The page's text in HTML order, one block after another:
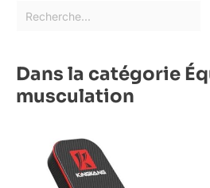
Dans la catégorie
musculation